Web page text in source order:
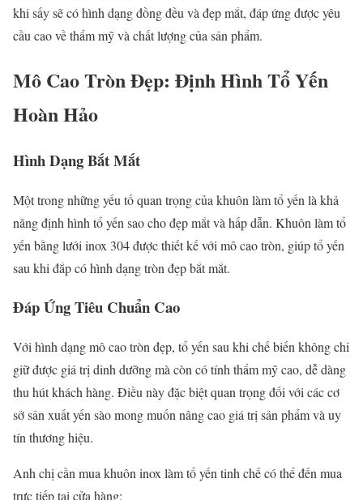
khi sấy sẽ có hình dạng đồng đều và đẹp mắt, đáp ứng được yêu
cầu cao về thẩm mỹ và chất lượng của sản phẩm.
Mô Cao Tròn Đẹp: Định Hình Tổ Yến
Hoàn Hảo
Hình Dạng Bắt Mắt
Một trong những yếu tố quan trọng của khuôn làm tổ yến là khả
năng định hình tổ yến sao cho đẹp mắt và hấp dẫn. Khuôn làm tổ
yến bằng lưới inox 304 được thiết kế với mô cao tròn, giúp tổ yến
sau khi đắp có hình dạng tròn đẹp bắt mắt.
Đáp Ứng Tiêu Chuẩn Cao
Với hình dạng mô cao tròn đẹp, tổ yến sau khi chế biến không chỉ
giữ được giá trị dinh dưỡng mà còn có tính thẩm mỹ cao, dễ dàng
thu hút khách hàng. Điều này đặc biệt quan trọng đối với các cơ
sở sản xuất yến sào mong muốn nâng cao giá trị sản phẩm và uy
tín thương hiệu.
Anh chị cần mua khuôn inox làm tổ yến tinh chế có thể đến mua
trực tiếp tại cửa hàng: